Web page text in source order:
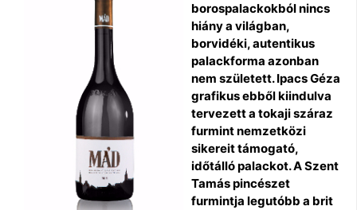
borospalackokból nincs
hiány a világban,
borvidéki, autentikus
palackforma azonban
nem született. Ipacs Géza
grafikus ebből kiindulva
tervezett a tokaji száraz
furmint nemzetközi
sikereit támogató,
időtálló palackot. A Szent
Tamás pincészet
furmintja legutóbb a brit